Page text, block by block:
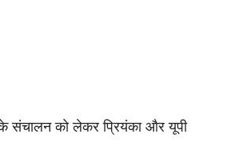
के संचालन को लेकर प्रियंका और यूपी